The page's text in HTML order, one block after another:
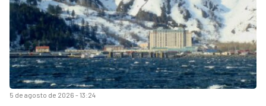
5 de agosto de 2026 - 13:24